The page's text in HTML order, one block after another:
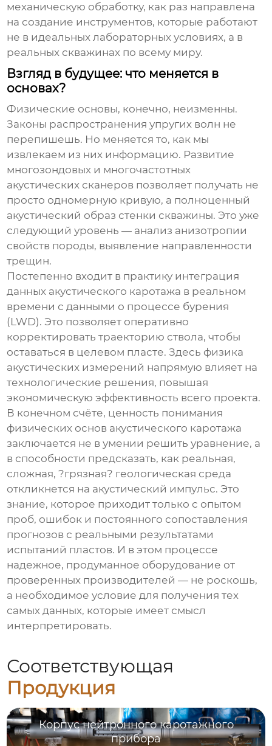
механическую обработку, как раз направлена
на создание инструментов, которые работают
не в идеальных лабораторных условиях, а в
реальных скважинах по всему миру.
Взгляд в будущее: что меняется в
основах?
Физические основы, конечно, неизменны.
Законы распространения упругих волн не
перепишешь. Но меняется то, как мы
извлекаем из них информацию. Развитие
многозондовых и многочастотных
акустических сканеров позволяет получать не
просто одномерную кривую, а полноценный
акустический образ стенки скважины. Это уже
следующий уровень — анализ анизотропии
свойств породы, выявление направленности
трещин.
Постепенно входит в практику интеграция
данных акустического каротажа в реальном
времени с данными о процессе бурения
(LWD). Это позволяет оперативно
корректировать траекторию ствола, чтобы
оставаться в целевом пласте. Здесь физика
акустических измерений напрямую влияет на
технологические решения, повышая
экономическую эффективность всего проекта.
В конечном счёте, ценность понимания
физических основ акустического каротажа
заключается не в умении решить уравнение, а
в способности предсказать, как реальная,
сложная, ?грязная? геологическая среда
откликнется на акустический импульс. Это
знание, которое приходит только с опытом
проб, ошибок и постоянного сопоставления
прогнозов с реальными результатами
испытаний пластов. И в этом процессе
надежное, продуманное оборудование от
проверенных производителей — не роскошь,
а необходимое условие для получения тех
самых данных, которые имеет смысл
интерпретировать.
Соответствующая
Продукция
Корпус нейтронного каротажного
прибора